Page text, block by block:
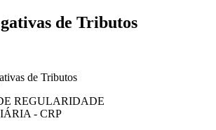
de Tributos
de Tributos
REGULARIDADE
- CRP